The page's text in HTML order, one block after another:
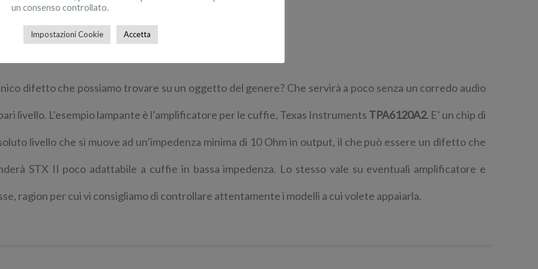
Corredo audio adeguato
difetto che possiamo trovare su un oggetto del genere? Che servirà a poco senza un corredo audio
livello. L’esempio lampante è l’amplificatore per le cuffie, Texas Instruments TPA6120A2. E’ un chip di
livello che si muove ad un’impedenza minima di 10 Ohm in output, il che può essere un difetto che
STX II poco adattabile a cuffie in bassa impedenza. Lo stesso vale su eventuali amplificatore e
ragion per cui vi consigliamo di controllare attentamente i modelli a cui volete appaiarla.
un consenso controllato.
Impostazioni Cookie Accetta